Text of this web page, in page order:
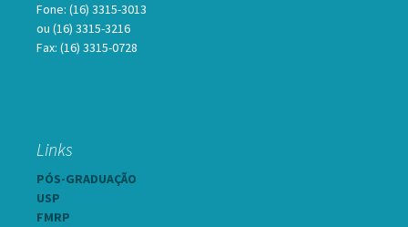
Fone: (16) 3315-3013
ou (16) 3315-3216
Fax: (16) 3315-0728
Links
PÓS-GRADUAÇÃO
USP
FMRP